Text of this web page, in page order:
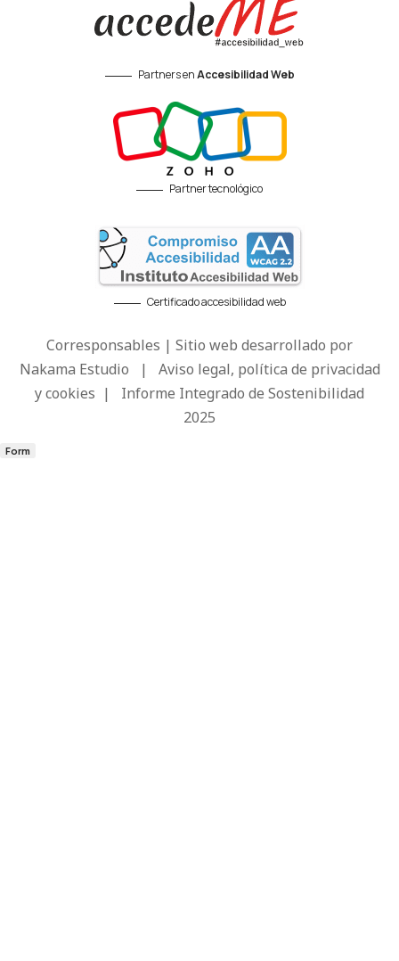
Partners enAccesibilidad Web
Partner tecnológico
Certificado accesibilidad web
Corresponsables | Sitio web desarrollado por
Nakama Estudio | Aviso legal, política de privacidad
y cookies | Informe Integrado de Sostenibilidad
2025
Form